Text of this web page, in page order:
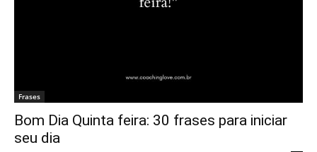
Frases
Bom Dia Quinta feira: 30 frases para iniciar
seu dia